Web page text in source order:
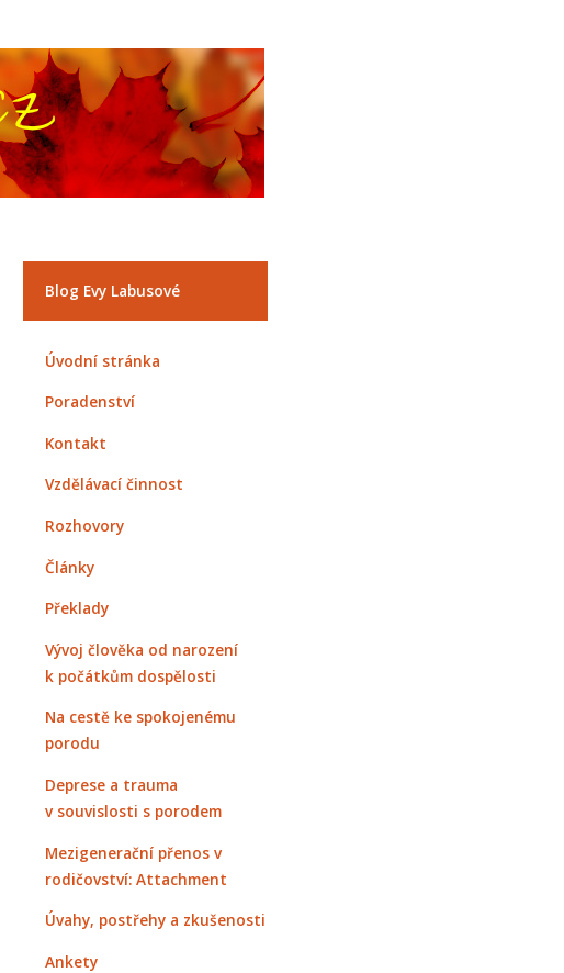
Blog Evy Labusové
Úvodní stránka
Poradenství
Kontakt
Vzdělávací činnost
Rozhovory
Články
Překlady
Vývoj člověka od narození
k počátkům dospělosti
Na cestě ke spokojenému
porodu
Deprese a trauma
v souvislosti s porodem
Mezigenerační přenos v
rodičovství: Attachment
Úvahy, postřehy a zkušenosti
Ankety